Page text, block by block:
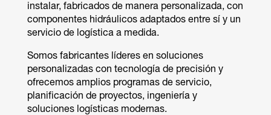
instalar, fabricados de manera personalizada, con
componentes hidráulicos adaptados entre sí y un
servicio de logística a medida.
Somos fabricantes líderes en soluciones
personalizadas con tecnología de precisión y
ofrecemos amplios programas de servicio,
planificación de proyectos, ingeniería y
soluciones logísticas modernas.